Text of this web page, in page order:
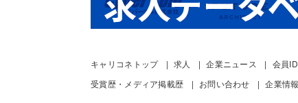
キャリコネトップ 求人 企業ニュース 会員
受賞歴・メディア掲載歴
お問い合わせ 企業情報